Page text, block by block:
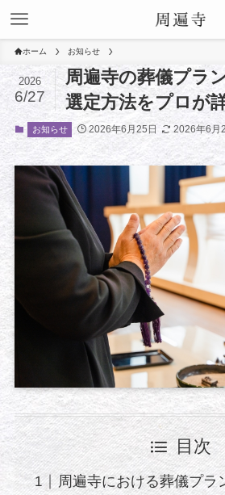
ホーム お知らせ
周遍寺の葬儀プラ
選定方法をプロが
2026
6/27
お知らせ 2026年6月25日 2026年6月
目次
周遍寺における葬儀プラ